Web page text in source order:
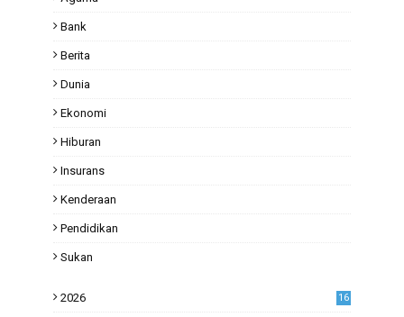
Bank
Berita
Dunia
Ekonomi
Hiburan
Insurans
Kenderaan
Pendidikan
Sukan
2026 16